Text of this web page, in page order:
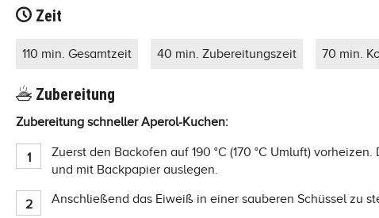
Zeit
110 min. Gesamtzeit 40 min. Zubereitungszeit 70 min.
Zubereitung
Zubereitung schneller Aperol-Kuchen:
Zuerst den Backofen auf 190 °C (170 °C Umluft)
und mit Backpapier auslegen.
Anschließend das Eiweiß in einer sauberen Schüssel zu